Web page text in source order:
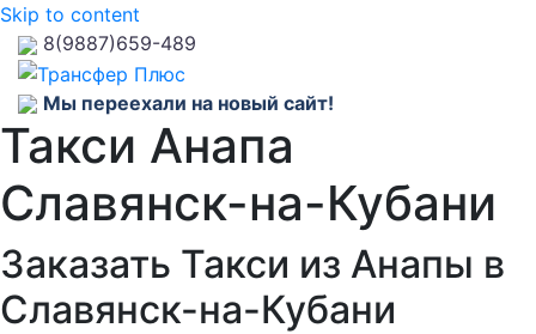
Skip to content
8(9887)659-489
Мы переехали на новый сайт!
Такси Анапа
Славянск-на-Кубани
Заказать Такси из Анапы в
Славянск-на-Кубани